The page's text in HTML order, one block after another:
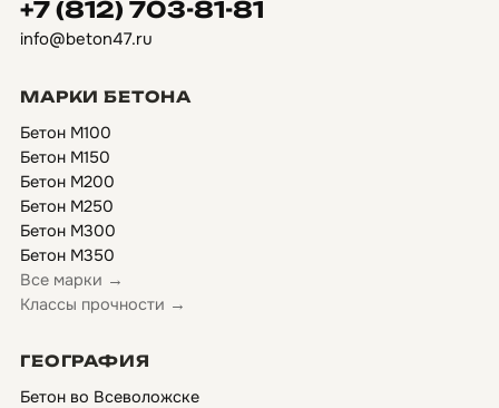
+7 (812) 703-81-81
info@beton47.ru
МАРКИ БЕТОНА
Бетон М100
Бетон М150
Бетон М200
Бетон М250
Бетон М300
Бетон М350
Все марки →
Классы прочности →
ГЕОГРАФИЯ
Бетон во Всеволожске